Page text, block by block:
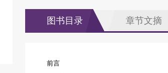
图书目录 章节文摘
前言